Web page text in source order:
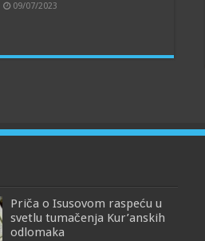
09/07/2023
Priča o Isusovom raspeću u
svetlu tumačenja Kur’anskih
odlomaka